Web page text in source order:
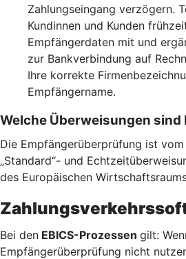
Zahlungseingang verzögern.
Kundinnen und Kunden
Empfängerdaten mit und
zur Bankverbindung auf
Ihre korrekte
Empfängername.
Welche Überweisungen sind
Die Empfängerüberprüfung ist
„Standard“- und
des Europäischen
Bei den EBICS-Prozessen gilt:
Empfängerüberprüfung nicht